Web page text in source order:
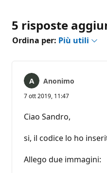
5 risposte
Ordina per: Più utili
Anonimo
7 ott 2019, 11:47
Ciao Sandro,
si, il codice lo ho
Allego due immagini: